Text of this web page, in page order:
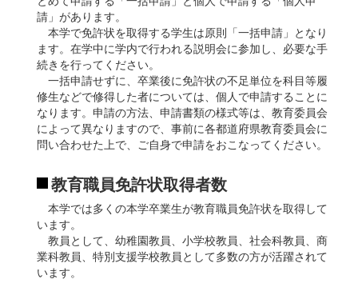
請」があります。
本学で免許状を取得する学生は原則「一括申請」となり
ます。在学中に学内で行われる説明会に参加し、必要な手
続きを行ってください。
一括申請せずに、卒業後に免許状の不足単位を科目等履
修生などで修得した者については、個人で申請することに
なります。申請の方法、申請書類の様式等は、教育委員会
によって異なりますので、事前に各都道府県教育委員会に
問い合わせた上で、ご自身で申請をおこなってください。
教育職員免許状取得者数
本学では多くの本学卒業生が教育職員免許状を取得して
います。
教員として、幼稚園教員、小学校教員、社会科教員、商
業科教員、特別支援学校教員として多数の方が活躍されて
います。